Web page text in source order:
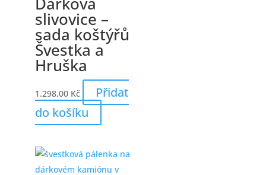
slivovice –
sada koštýřů
Švestka a
Hruška
1.298,00 Kč
Přidat
do košíku